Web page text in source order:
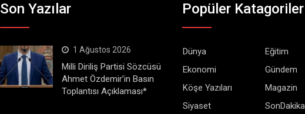
Son Yazılar
1 Ağustos 2026
Milli Diriliş Partisi Sözcüsü
Ahmet Özdemir’in Basın
Toplantısı Açıklaması*
Popüler Katagoriler
Dünya
Eğitim
Ekonomi
Gündem
Köşe Yazıları
Magazin
Siyaset
SonDakika